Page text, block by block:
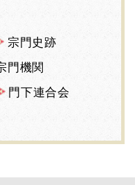
宗門史跡
門機関
門下連合会